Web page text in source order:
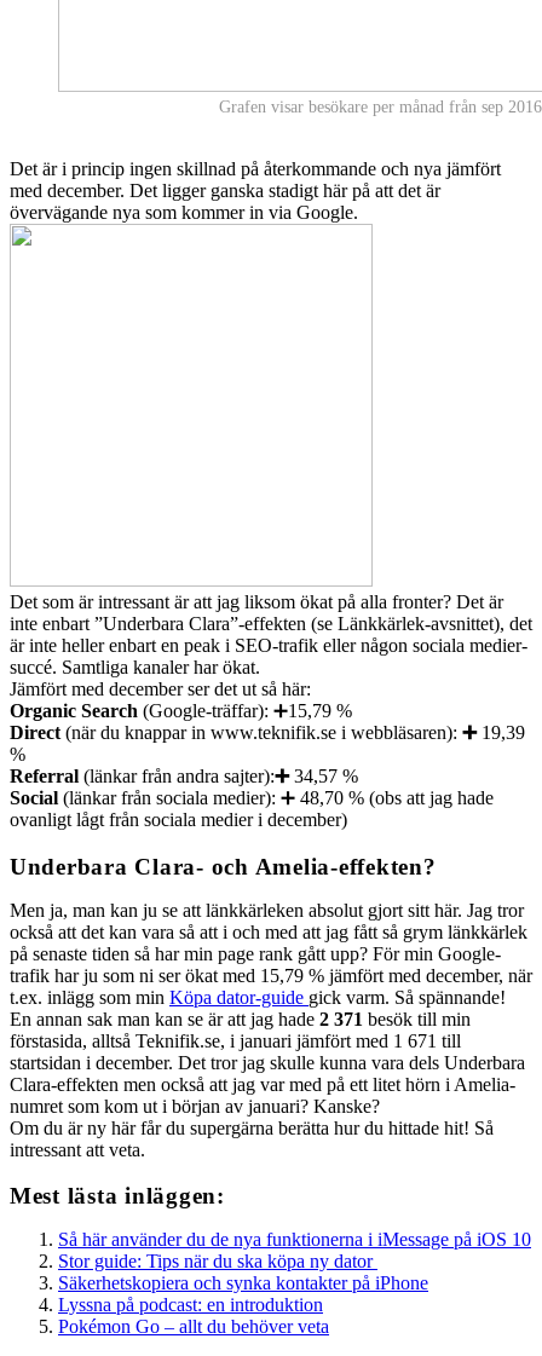
Grafen visar besökare per månad från sep
Det är i princip ingen skillnad på återkommande och nya jämfört
med december. Det ligger ganska stadigt här på att det är
övervägande nya som kommer in via Google.
Det som är intressant är att jag liksom ökat på alla fronter? Det är
inte enbart ”Underbara Clara”-effekten (se Länkkärlek-avsnittet), det
är inte heller enbart en peak i SEO-trafik eller någon sociala medier-
succé. Samtliga kanaler har ökat.
Jämfört med december ser det ut så här:
Organic Search (Google-träffar): ➕15,79 %
Direct (när du knappar in www.teknifik.se i webbläsaren): ➕ 19,39
%
Referral (länkar från andra sajter):➕34,57 %
Social (länkar från sociala medier): ➕ 48,70 % (obs att jag hade
ovanligt lågt från sociala medier i december)
Underbara Clara- och Amelia-effekten?
Men ja, man kan ju se att länkkärleken absolut gjort sitt här. Jag tror
också att det kan vara så att i och med att jag fått så grym länkkärlek
på senaste tiden så har min page rank gått upp? För min Google-
trafik har ju som ni ser ökat med 15,79 % jämfört med december, när
t.ex. inlägg som min Köpa dator-guide gick varm. Så spännande!
En annan sak man kan se är att jag hade 2 371 besök till min
förstasida, alltså Teknifik.se, i januari jämfört med 1 671 till
startsidan i december. Det tror jag skulle kunna vara dels Underbara
Clara-effekten men också att jag var med på ett litet hörn i Amelia-
numret som kom ut i början av januari? Kanske?
Om du är ny här får du supergärna berätta hur du hittade hit! Så
intressant att veta.
Mest lästa inläggen:
Så här använder du de nya funktionerna i iMessage på iOS 10
Stor guide: Tips när du ska köpa ny dator
Säkerhetskopiera och synka kontakter på iPhone
Lyssna på podcast: en introduktion
Pokémon Go – allt du behöver veta